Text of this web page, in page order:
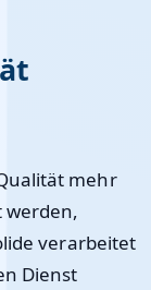
mehr
werden,
verarbeitet
Dienst